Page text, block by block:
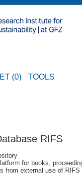
(0) TOOLS
RIFS
for books,
from external use of